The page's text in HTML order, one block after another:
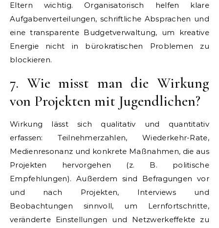
Eltern wichtig. Organisatorisch helfen klare
Aufgabenverteilungen, schriftliche Absprachen und
eine transparente Budgetverwaltung, um kreative
Energie nicht in bürokratischen Problemen zu
blockieren.
7. Wie misst man die Wirkung
von Projekten mit Jugendlichen?
Wirkung lässt sich qualitativ und quantitativ
erfassen: Teilnehmerzahlen, Wiederkehr-Rate,
Medienresonanz und konkrete Maßnahmen, die aus
Projekten hervorgehen (z. B. politische
Empfehlungen). Außerdem sind Befragungen vor
und nach Projekten, Interviews und
Beobachtungen sinnvoll, um Lernfortschritte,
veränderte Einstellungen und Netzwerkeffekte zu